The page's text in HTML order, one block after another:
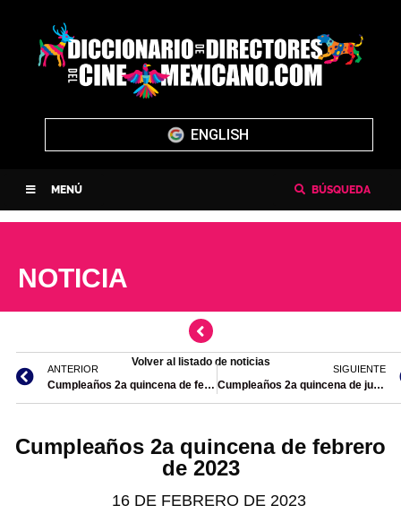
ENGLISH
MENÚ BÚSQUEDA
NOTICIA
Volver al listado de noticias
ANTERIOR
Cumpleaños 2a quincena de febrero 2024
SIGUIENTE
Cumpleaños 2a quincena de julio de 2023
Cumpleaños 2a quincena de febrero
de 2023
16 DE FEBRERO DE 2023